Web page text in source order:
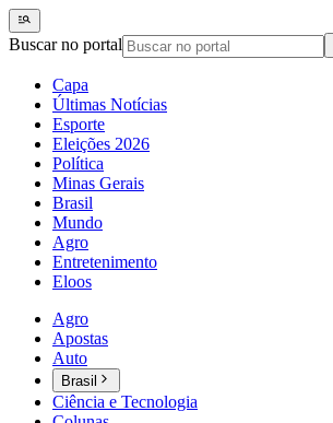
Buscar no portal
Capa
Últimas Notícias
Esporte
Eleições 2026
Política
Minas Gerais
Brasil
Mundo
Agro
Entretenimento
Eloos
Agro
Apostas
Auto
Brasil
Ciência e Tecnologia